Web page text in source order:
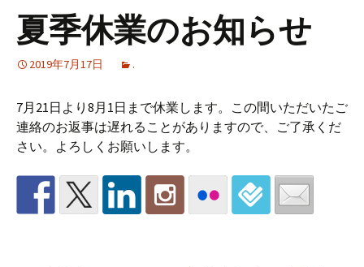
夏季休業のお知らせ
2019年7月17日 .
7月21日より8月1日まで休業します。この間いただいたご
連絡のお返事は遅れることがありますので、ご了承くだ
さい。よろしくお願いします。